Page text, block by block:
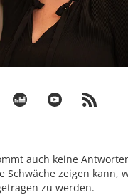
auch keine
Schwäche zeigen kann,
zu werden.